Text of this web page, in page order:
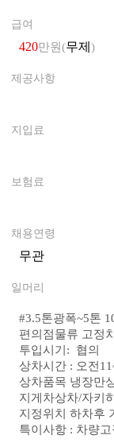
급여
420만원(무제 )
제공사항
지입료
보험료
채용연령
무관
일머리
#3.5톤광폭~5톤
편의점물류 고정
투입시기: 협의
상차시간 : 오전
상차품목 냉장만
지게차상차/자키
지정위치 하차후
특이사항 : 차량